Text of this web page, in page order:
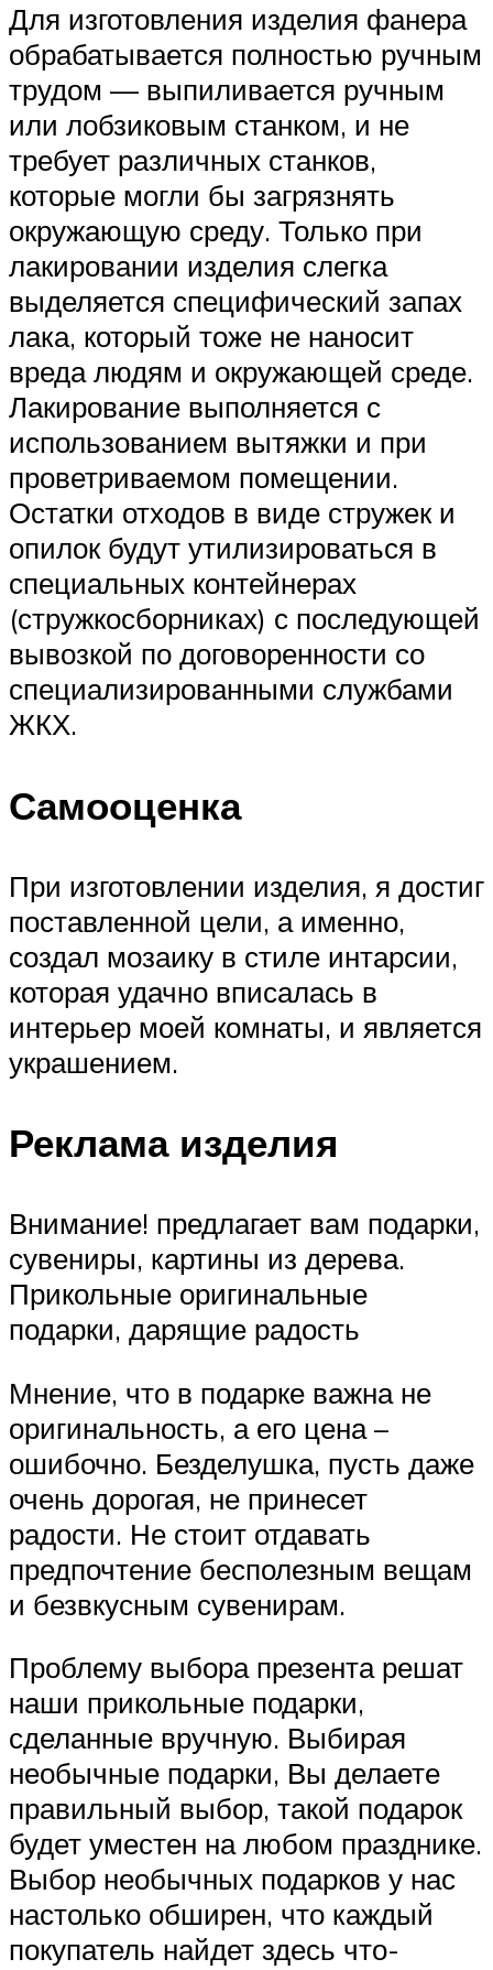
Для изготовления изделия фанера
обрабатывается полностью ручным
трудом — выпиливается ручным
или лобзиковым станком, и не
требует различных станков,
которые могли бы загрязнять
окружающую среду. Только при
лакировании изделия слегка
выделяется специфический запах
лака, который тоже не наносит
вреда людям и окружающей среде.
Лакирование выполняется с
использованием вытяжки и при
проветриваемом помещении.
Остатки отходов в виде стружек и
опилок будут утилизироваться в
специальных контейнерах
(стружкосборниках) с последующей
вывозкой по договоренности со
специализированными службами
ЖКХ.
Самооценка
При изготовлении изделия, я достиг
поставленной цели, а именно,
создал мозаику в стиле интарсии,
которая удачно вписалась в
интерьер моей комнаты, и является
украшением.
Реклама изделия
Внимание! предлагает вам подарки,
сувениры, картины из дерева.
Прикольные оригинальные
подарки, дарящие радость
Мнение, что в подарке важна не
оригинальность, а его цена –
ошибочно. Безделушка, пусть даже
очень дорогая, не принесет
радости. Не стоит отдавать
предпочтение бесполезным вещам
и безвкусным сувенирам.
Проблему выбора презента решат
наши прикольные подарки,
сделанные вручную. Выбирая
необычные подарки, Вы делаете
правильный выбор, такой подарок
будет уместен на любом празднике.
Выбор необычных подарков у нас
настолько обширен, что каждый
покупатель найдет здесь что-